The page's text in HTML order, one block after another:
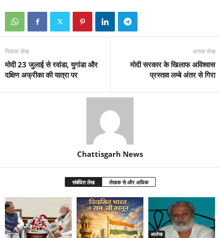
पिछला लेख
मोदी 23 जुलाई से रवांडा, युगांडा और
दक्षिण अफ्रीका की यात्रा पर
अगला लेख
मोदी सरकार के खिलाफ अविश्वास
प्रस्ताव लम्बे अंतर से गिरा
Chattisgarh News
संबंधित लेख लेखक से और अधिक
आलेख